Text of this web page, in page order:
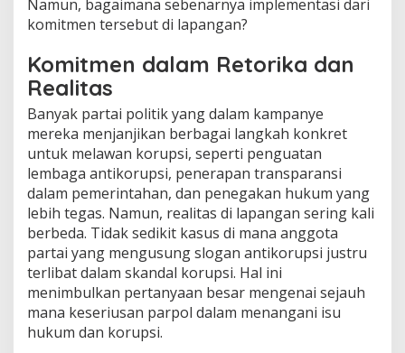
Namun, bagaimana sebenarnya implementasi dari
komitmen tersebut di lapangan?
Komitmen dalam Retorika dan
Realitas
Banyak partai politik yang dalam kampanye
mereka menjanjikan berbagai langkah konkret
untuk melawan korupsi, seperti penguatan
lembaga antikorupsi, penerapan transparansi
dalam pemerintahan, dan penegakan hukum yang
lebih tegas. Namun, realitas di lapangan sering kali
berbeda. Tidak sedikit kasus di mana anggota
partai yang mengusung slogan antikorupsi justru
terlibat dalam skandal korupsi. Hal ini
menimbulkan pertanyaan besar mengenai sejauh
mana keseriusan parpol dalam menangani isu
hukum dan korupsi.